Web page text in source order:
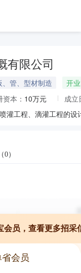
有限公司
、管、型材制造
开业
本： 10万元
成立
（0）
会员，查看更多招采
会员